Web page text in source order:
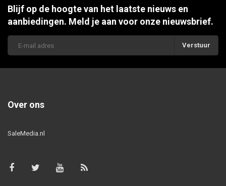
Blijf op de hoogte van het laatste nieuws en
aanbiedingen. Meld je aan voor onze nieuwsbrief.
Verstuur
Over ons
SaleMedia.nl